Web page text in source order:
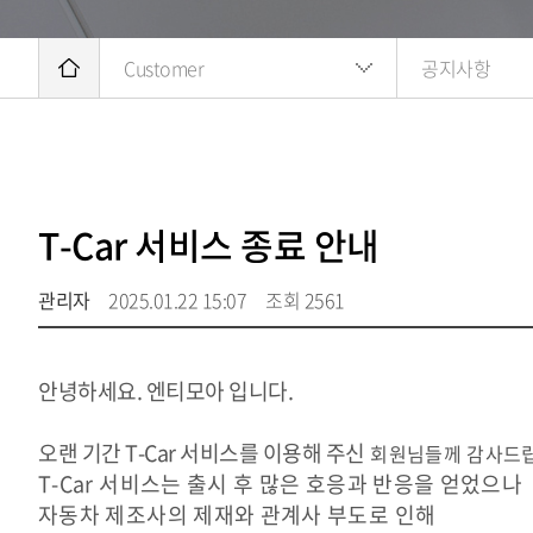
Customer 공지사항
T-Car 서비스 종료 안내
관리자 2025.01.22 15:07 조회 2561
안녕하세요. 엔티모아 입니다.
오랜 기간 T-Car 서비스를 이용해 주신 회원님들께 감사드
T-Car 서비스는 출시 후 많은 호응과 반응을 얻었으나
자동차 제조사의 제재와 관계사 부도로 인해